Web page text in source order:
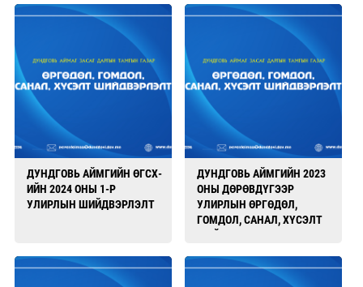
ДУНДГОВЬ АЙМГИЙН ӨГСХ-
ИЙН 2024 ОНЫ 1-Р
УЛИРЛЫН ШИЙДВЭРЛЭЛТ
ДУНДГОВЬ АЙМГИЙН 2023
ОНЫ ДӨРӨВДҮГЭЭР
УЛИРЛЫН ӨРГӨДӨЛ,
ГОМДОЛ, САНАЛ, ХҮСЭЛТ